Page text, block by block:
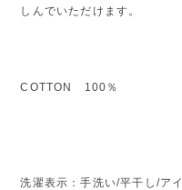
しんでいただけます。
COTTON 100％
洗濯表示：手洗い/平干し/ア